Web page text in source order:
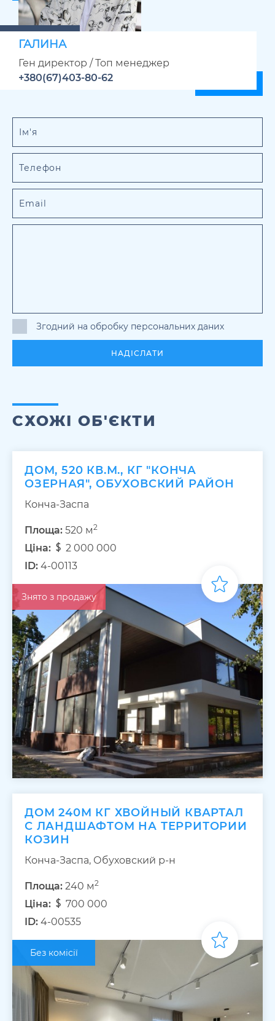
ГАЛИНА
Ген директор / Топ менеджер
+380(67)403-80-62
Згодний на обробку персональних даних
НАДІСЛАТИ
СХОЖІ ОБ'ЄКТИ
ДОМ, 520 КВ.М., КГ "КОНЧА
ОЗЕРНАЯ", ОБУХОВСКИЙ РАЙОН
Конча-Заспа
Площа: 520 м2
Ціна:
2 000 000
ID: 4-00113
Знято з продажу
ДОМ 240М КГ ХВОЙНЫЙ КВАРТАЛ
С ЛАНДШАФТОМ НА ТЕРРИТОРИИ
КОЗИН
Конча-Заспа, Обуховский р-н
Площа: 240 м2
Ціна:
700 000
ID: 4-00535
Без комісії